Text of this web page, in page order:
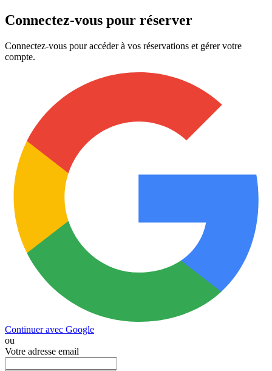
Connectez-vous pour réserver
Connectez-vous pour accéder à vos réservations et gérer votre
compte.
Continuer avec Google
ou
Votre adresse email